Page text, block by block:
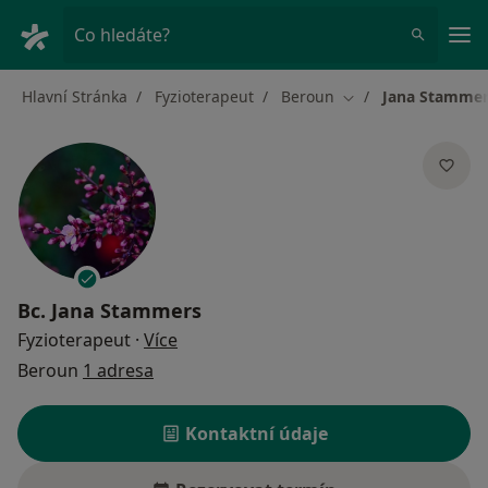
Co hledáte?
Hlavní Stránka Fyzioterapeut Beroun Změna města
Jana
Bc. Jana Stammers
Fyzioterapeut · Více
Beroun 1 adresa
Kontaktní údaje